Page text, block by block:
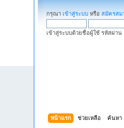
กรุณา เข้าสู่ระบบ หรือสมัครสม
เข้าสู่ระบบด้วยชื่อผู้ใช้ รหัสผ่าน
หน้าแรก ช่วยเหลือ ค้นหา